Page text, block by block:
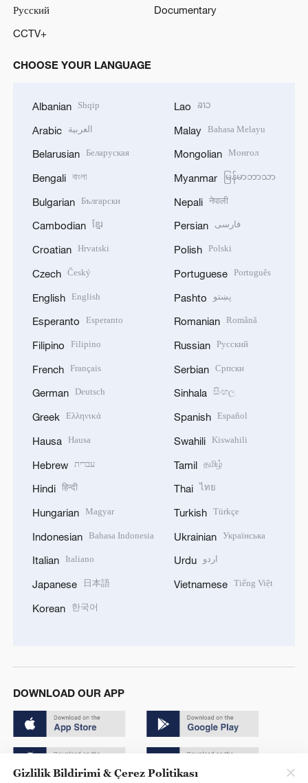
Русский
Documentary
CCTV+
CHOOSE YOUR LANGUAGE
Albanian Shqip
Arabic العربية
Belarusian Беларуская
Bengali বাংলা
Bulgarian Български
Cambodian ខ្មែរ
Croatian Hrvatski
Czech Český
English English
Esperanto Esperanto
Filipino Filipino
French Français
German Deutsch
Greek Ελληνικά
Hausa Hausa
Hebrew עברית
Hindi हिन्दी
Hungarian Magyar
Indonesian Bahasa Indonesia
Italian Italiano
Japanese 日本語
Korean 한국어
Lao ລາວ
Malay Bahasa Melayu
Mongolian Монгол
Myanmar မြန်မာဘာသာ
Nepali नेपाली
Persian فارسی
Polish Polski
Portuguese Português
Pashto پښتو
Romanian Română
Russian Русский
Serbian Српски
Sinhala සිංහල
Spanish Español
Swahili Kiswahili
Tamil தமிழ்
Thai ไทย
Turkish Türkçe
Ukrainian Українська
Urdu اردو
Vietnamese Tiếng Việt
DOWNLOAD OUR APP
Gizlilik Bildirimi & Çerez Politikası